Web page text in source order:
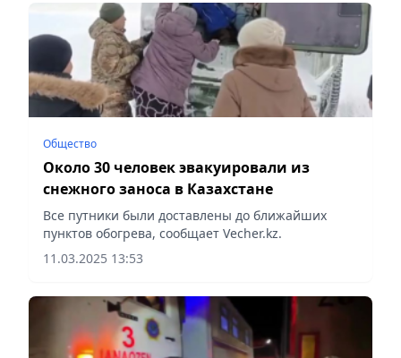
Общество
Около 30 человек эвакуировали из
снежного заноса в Казахстане
Все путники были доставлены до ближайших
пунктов обогрева, сообщает Vecher.kz.
11.03.2025 13:53